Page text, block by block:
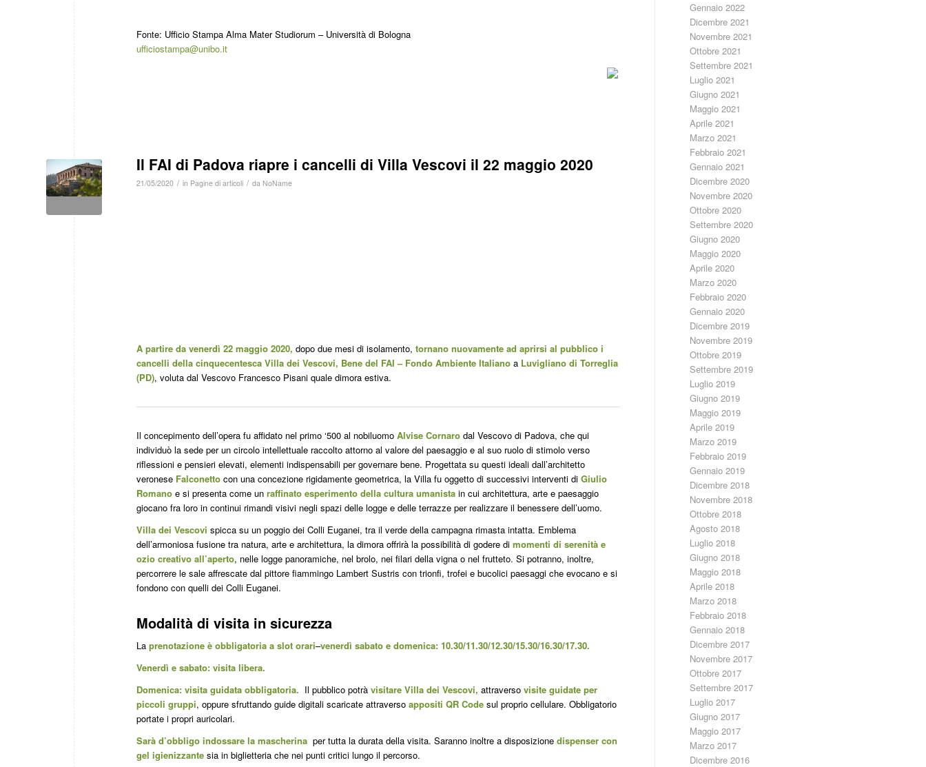
Fonte: Ufficio Stampa Alma Mater Studiorum – Università di Bologna
ufficiostampa@unibo.it
Il FAI di Padova riapre i cancelli di Villa Vescovi il 22 maggio 2020
21/05/2020 / in Pagine di articoli / da NoName
A partire da venerdì 22 maggio 2020, dopo due mesi di isolamento, tornano nuovamente ad aprirsi al pubblico i
cancelli della cinquecentesca Villa dei Vescovi, Bene del FAI – Fondo Ambiente Italiano a Luvigliano di Torreglia
(PD), voluta dal Vescovo Francesco Pisani quale dimora estiva.
Il concepimento dell’opera fu affidato nel primo ‘500 al nobiluomo Alvise Cornaro dal Vescovo di Padova, che qui
individuò la sede per un circolo intellettuale raccolto attorno al valore del paesaggio e al suo ruolo di stimolo verso
riflessioni e pensieri elevati, elementi indispensabili per governare bene. Progettata su questi ideali dall’architetto
veronese Falconetto con una concezione rigidamente geometrica, la Villa fu oggetto di successivi interventi di Giulio
Romano e si presenta come un raffinato esperimento della cultura umanista in cui architettura, arte e paesaggio
giocano fra loro in continui rimandi visivi negli spazi delle logge e delle terrazze per realizzare il benessere dell’uomo.
Villa dei Vescovi spicca su un poggio dei Colli Euganei, tra il verde della campagna rimasta intatta. Emblema
dell’armoniosa fusione tra natura, arte e architettura, la dimora offrirà la possibilità di godere di momenti di serenità e
ozio creativo all’aperto, nelle logge panoramiche, nel brolo, nei filari della vigna o nel frutteto. Si potranno, inoltre,
percorrere le sale affrescate dal pittore fiammingo Lambert Sustris con trionfi, trofei e bucolici paesaggi che evocano e si
fondono con quelli dei Colli Euganei.
Modalità di visita in sicurezza
La prenotazione è obbligatoria a slot orari–venerdì sabato e domenica: 10.30/11.30/12.30/15.30/16.30/17.30.
Venerdì e sabato: visita libera.
Domenica: visita guidata obbligatoria. Il pubblico potrà visitare Villa dei Vescovi, attraverso visite guidate per
piccoli gruppi, oppure sfruttando guide digitali scaricate attraverso appositi QR Code sul proprio cellulare. Obbligatorio
portate i propri auricolari.
Sarà d’obbligo indossare la mascherina per tutta la durata della visita. Saranno inoltre a disposizione dispenser con
gel igienizzante sia in biglietteria che nei punti critici lungo il percorso.
Gennaio 2022
Dicembre 2021
Novembre 2021
Ottobre 2021
Settembre 2021
Luglio 2021
Giugno 2021
Maggio 2021
Aprile 2021
Marzo 2021
Febbraio 2021
Gennaio 2021
Dicembre 2020
Novembre 2020
Ottobre 2020
Settembre 2020
Giugno 2020
Maggio 2020
Aprile 2020
Marzo 2020
Febbraio 2020
Gennaio 2020
Dicembre 2019
Novembre 2019
Ottobre 2019
Settembre 2019
Luglio 2019
Giugno 2019
Maggio 2019
Aprile 2019
Marzo 2019
Febbraio 2019
Gennaio 2019
Dicembre 2018
Novembre 2018
Ottobre 2018
Agosto 2018
Luglio 2018
Giugno 2018
Maggio 2018
Aprile 2018
Marzo 2018
Febbraio 2018
Gennaio 2018
Dicembre 2017
Novembre 2017
Ottobre 2017
Settembre 2017
Luglio 2017
Giugno 2017
Maggio 2017
Marzo 2017
Dicembre 2016